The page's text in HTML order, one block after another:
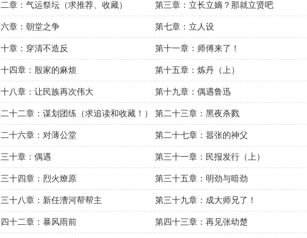
章：气运祭坛（求推荐、收藏） 第三章：立长立嫡？那就立贤吧
章：朝堂之争 第七章：立人设
章：穿清不造反 第十一章：师傅来了！
四章：殷家的麻烦 第十五章：炼丹（上）
八章：让民族再次伟大 第十九章：偶遇鲁迅
十二章：谋划团练（求追读和收藏！） 第二十三章：黑夜杀戮
十六章：对薄公堂 第二十七章：嚣张的神父
十章：偶遇 第三十一章：民报发行（上）
十四章：烈火燎原 第三十五章：明劲与暗劲
十八章：新任漕河帮帮主 第三十九章：成大师兄了！
十二章：暴风雨前 第四十三章：再见张幼楚